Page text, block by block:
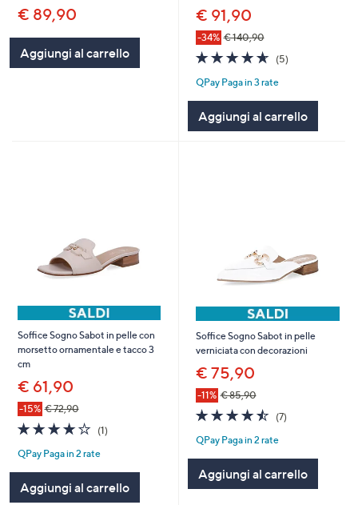
€ 89,90
Aggiungi al carrello
€ 91,90
-34% € 140,90
4.6
of
5
(5)5
QPay Paga in 3 rate
Aggiungi al carrello
Soffice Sogno Sabot in pelle con
morsetto ornamentale e tacco 3
cm
€ 61,90
-15% € 72,90
4.0
of
5
(1)1
QPay Paga in 2 rate
Aggiungi al carrello
Soffice Sogno Sabot in pelle
verniciata con decorazioni
€ 75,90
-11% € 85,90
4.4
of
5
(7)7
QPay Paga in 2 rate
Aggiungi al carrello